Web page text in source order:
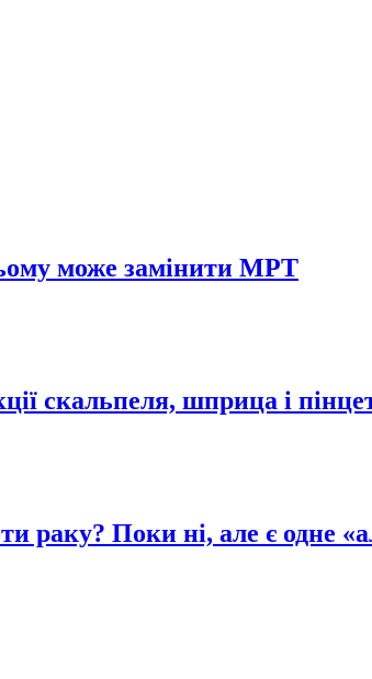
може замінити МРТ
скальпеля, шприца і
раку? Поки ні, але є одне